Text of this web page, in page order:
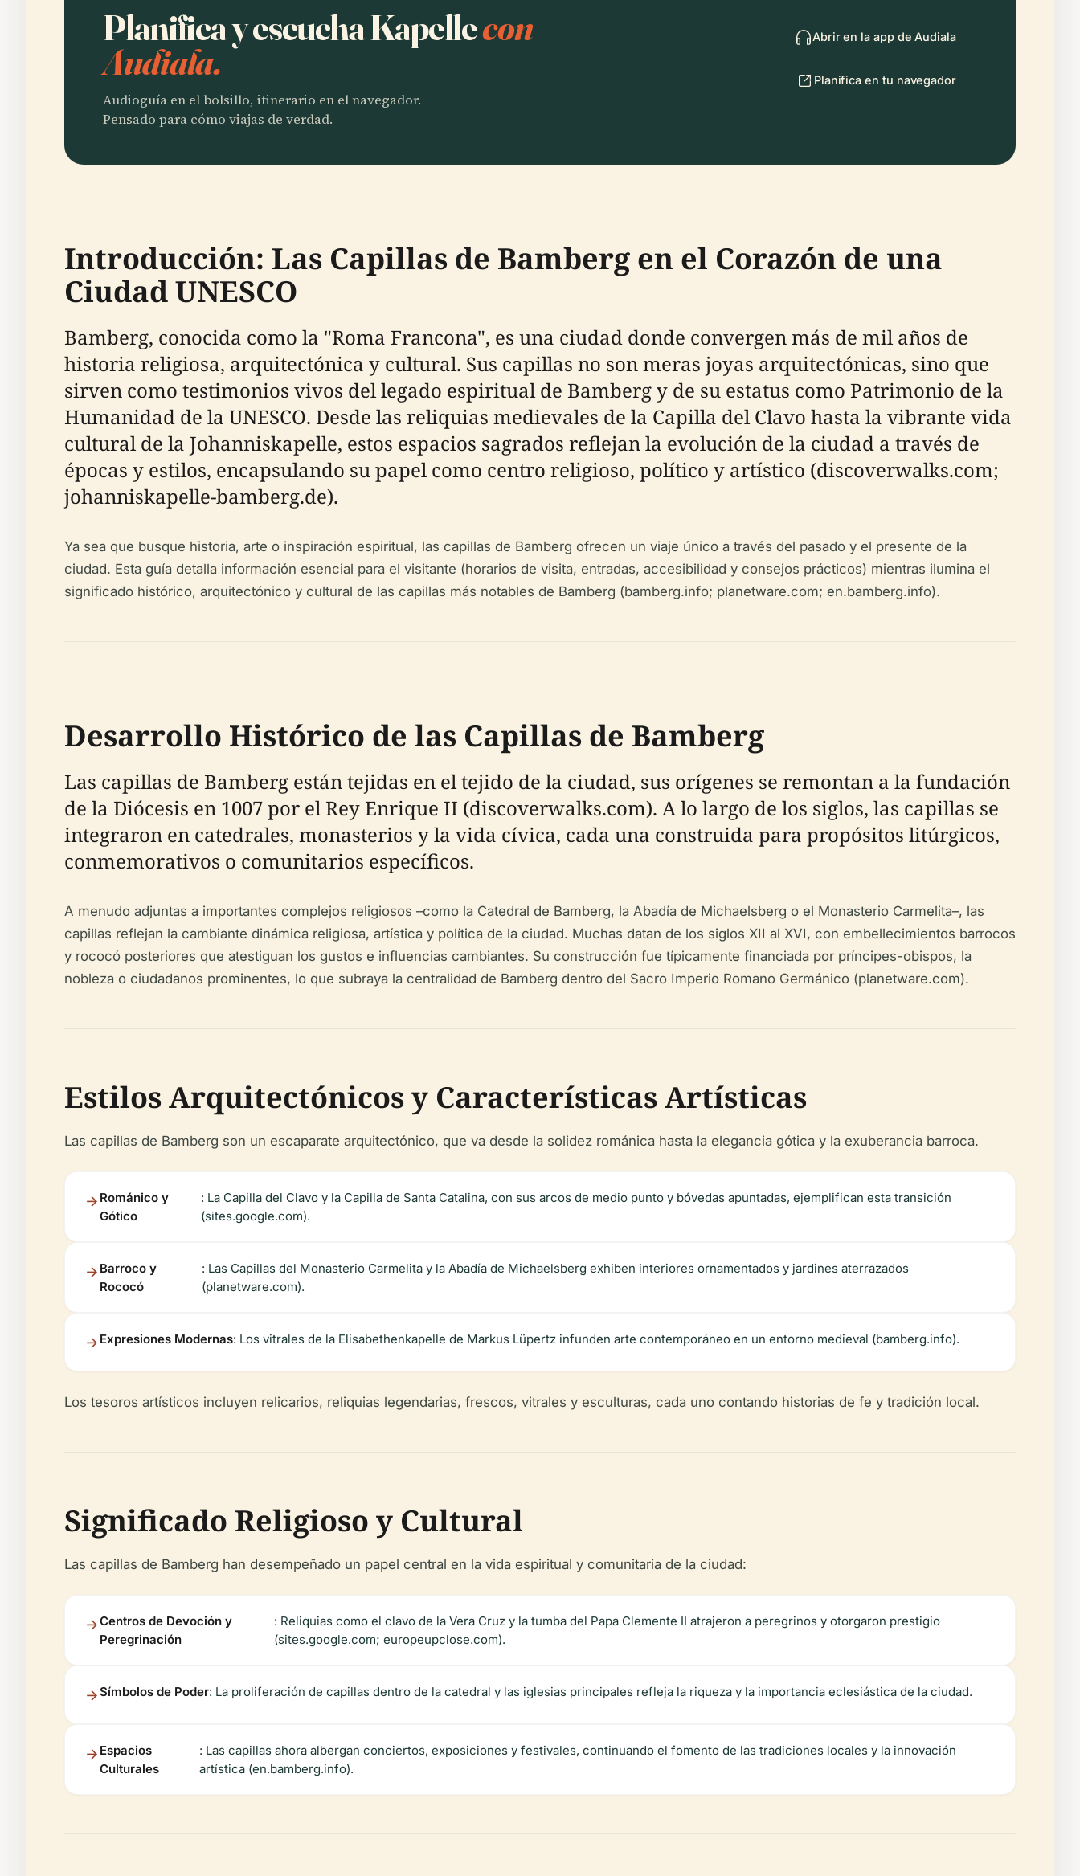
Planifica y escucha Kapellecon
Audiala.
Audioguía en el bolsillo, itinerario en el navegador.
Pensado para cómo viajas de verdad.
Abrir en la app de Audiala
Planifica en tu navegador
Introducción: Las Capillas de Bamberg en el Corazón de una
Ciudad UNESCO
Bamberg, conocida como la "Roma Francona", es una ciudad donde convergen más de mil años de
historia religiosa, arquitectónica y cultural. Sus capillas no son meras joyas arquitectónicas, sino que
sirven como testimonios vivos del legado espiritual de Bamberg y de su estatus como Patrimonio de la
Humanidad de la UNESCO. Desde las reliquias medievales de la Capilla del Clavo hasta la vibrante vida
cultural de la Johanniskapelle, estos espacios sagrados reflejan la evolución de la ciudad a través de
épocas y estilos, encapsulando su papel como centro religioso, político y artístico (discoverwalks.com;
johanniskapelle-bamberg.de).
Ya sea que busque historia, arte o inspiración espiritual, las capillas de Bamberg ofrecen un viaje único a través del pasado y el presente de la
ciudad. Esta guía detalla información esencial para el visitante (horarios de visita, entradas, accesibilidad y consejos prácticos) mientras ilumina el
significado histórico, arquitectónico y cultural de las capillas más notables de Bamberg (bamberg.info; planetware.com; en.bamberg.info).
Desarrollo Histórico de las Capillas de Bamberg
Las capillas de Bamberg están tejidas en el tejido de la ciudad, sus orígenes se remontan a la fundación
de la Diócesis en 1007 por el Rey Enrique II (discoverwalks.com). A lo largo de los siglos, las capillas se
integraron en catedrales, monasterios y la vida cívica, cada una construida para propósitos litúrgicos,
conmemorativos o comunitarios específicos.
A menudo adjuntas a importantes complejos religiosos –como la Catedral de Bamberg, la Abadía de Michaelsberg o el Monasterio Carmelita–, las
capillas reflejan la cambiante dinámica religiosa, artística y política de la ciudad. Muchas datan de los siglos XII al XVI, con embellecimientos barrocos
y rococó posteriores que atestiguan los gustos e influencias cambiantes. Su construcción fue típicamente financiada por príncipes-obispos, la
nobleza o ciudadanos prominentes, lo que subraya la centralidad de Bamberg dentro del Sacro Imperio Romano Germánico (planetware.com).
Estilos Arquitectónicos y Características Artísticas
Las capillas de Bamberg son un escaparate arquitectónico, que va desde la solidez románica hasta la elegancia gótica y la exuberancia barroca.
Románico y
Gótico
: La Capilla del Clavo y la Capilla de Santa Catalina, con sus arcos de medio punto y bóvedas apuntadas, ejemplifican esta transición
(sites.google.com).
Barroco y
Rococó
: Las Capillas del Monasterio Carmelita y la Abadía de Michaelsberg exhiben interiores ornamentados y jardines aterrazados
(planetware.com).
Expresiones Modernas: Los vitrales de la Elisabethenkapelle de Markus Lüpertz infunden arte contemporáneo en un entorno medieval (bamberg.info).
Los tesoros artísticos incluyen relicarios, reliquias legendarias, frescos, vitrales y esculturas, cada uno contando historias de fe y tradición local.
Significado Religioso y Cultural
Las capillas de Bamberg han desempeñado un papel central en la vida espiritual y comunitaria de la ciudad:
Centros de Devoción y
Peregrinación
: Reliquias como el clavo de la Vera Cruz y la tumba del Papa Clemente II atrajeron a peregrinos y otorgaron prestigio
(sites.google.com; europeupclose.com).
Símbolos de Poder: La proliferación de capillas dentro de la catedral y las iglesias principales refleja la riqueza y la importancia eclesiástica de la ciudad.
Espacios
Culturales
: Las capillas ahora albergan conciertos, exposiciones y festivales, continuando el fomento de las tradiciones locales y la innovación
artística (en.bamberg.info).